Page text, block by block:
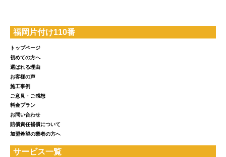
福岡片付け110番
トップページ
初めての方へ
選ばれる理由
お客様の声
施工事例
ご意見・ご感想
料金プラン
お問い合わせ
賠償責任補償について
加盟希望の業者の方へ
サービス一覧